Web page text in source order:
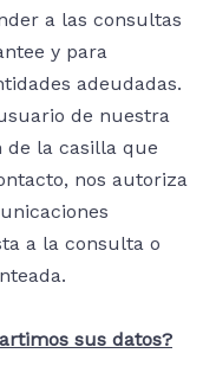
a las consultas
y para
adeudadas.
de nuestra
de la casilla que
nos autoriza
a la consulta o
sus datos?